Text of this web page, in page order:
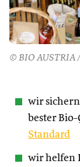
© BIO AUSTRIA
wir
bester
Standard
wir helfen